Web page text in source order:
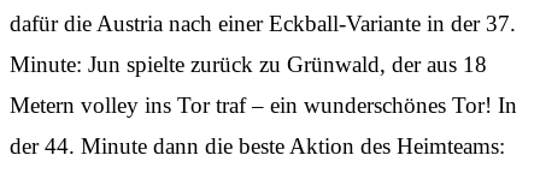
dafür die Austria nach einer Eckball-Variante in der 37.
Minute: Jun spielte zurück zu Grünwald, der aus 18
Metern volley ins Tor traf – ein wunderschönes Tor! In
der 44. Minute dann die beste Aktion des Heimteams: